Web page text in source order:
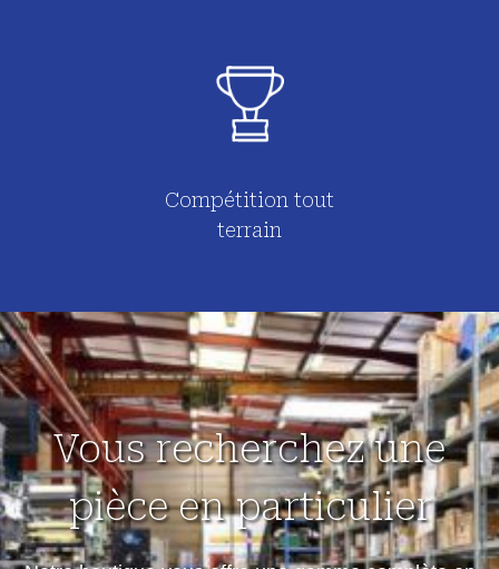
Compétition tout
terrain
Vous recherchez une
pièce en particulier